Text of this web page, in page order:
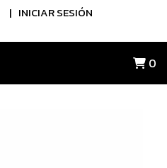
INICIAR SESIÓN
0